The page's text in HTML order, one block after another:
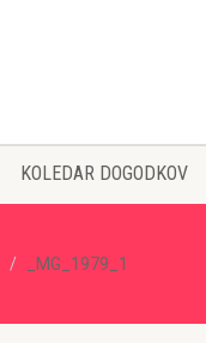
KOLEDAR DOGODKOV
_MG_1979_1